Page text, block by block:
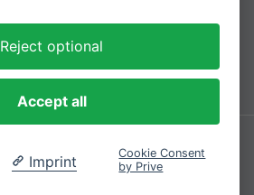
Reject optional
Accept all
Imprint
Cookie Consent
by Prive